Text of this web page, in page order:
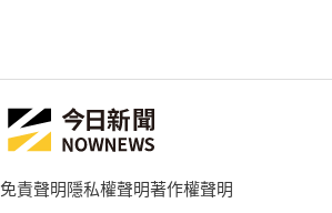
免責聲明隱私權聲明著作權聲明